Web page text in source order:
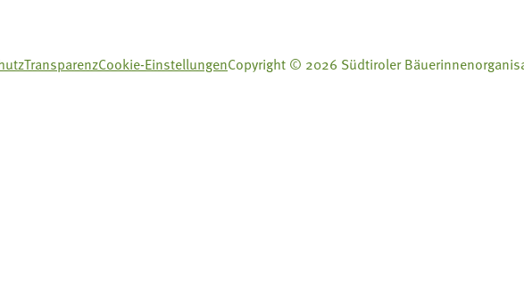
TransparenzCookie-EinstellungenCopyright © 2026 Südtiroler